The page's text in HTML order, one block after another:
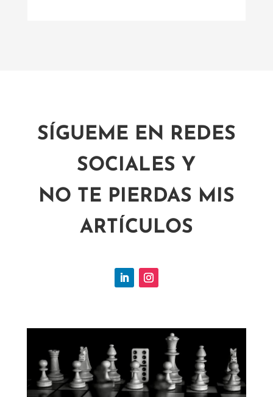
SÍGUEME EN REDES
SOCIALES Y
NO TE PIERDAS MIS
ARTÍCULOS